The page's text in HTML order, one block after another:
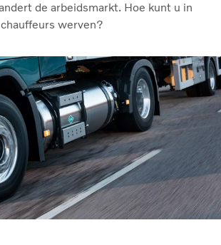
de arbeidsmarkt. Hoe kunt u in
werven?